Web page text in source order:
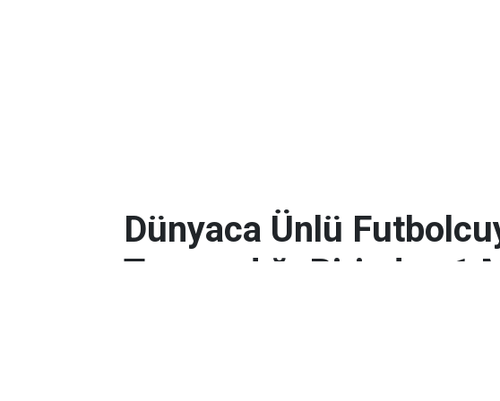
Dünyaca Ünlü
Tanımadığı Birinden 1